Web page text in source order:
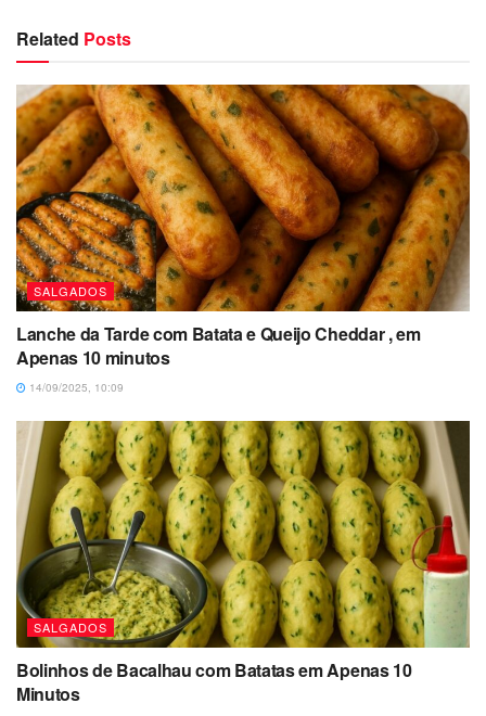
Related Posts
SALGADOS
Lanche da Tarde com Batata e Queijo Cheddar , em
Apenas 10 minutos
14/09/2025, 10:09
SALGADOS
Bolinhos de Bacalhau com Batatas em Apenas 10
Minutos